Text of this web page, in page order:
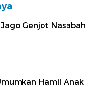
Genjot Nasabah
Hamil Anak